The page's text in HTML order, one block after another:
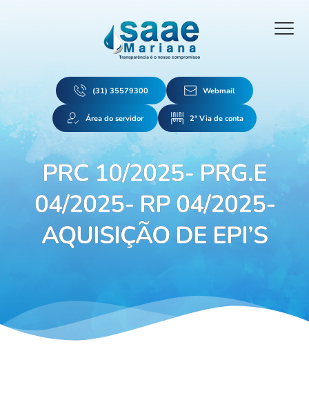
(31) 35579300 Webmail
Área do servidor 2ª Via de conta
PRC 10/2025- PRG.E
04/2025- RP 04/2025-
AQUISIÇÃO DE EPI’S